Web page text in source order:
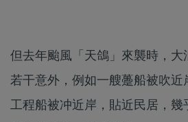
但去年颱風「天鴿」來襲時，大
若干意外，例如一艘躉船被吹近
工程船被冲近岸，貼近民居，幾